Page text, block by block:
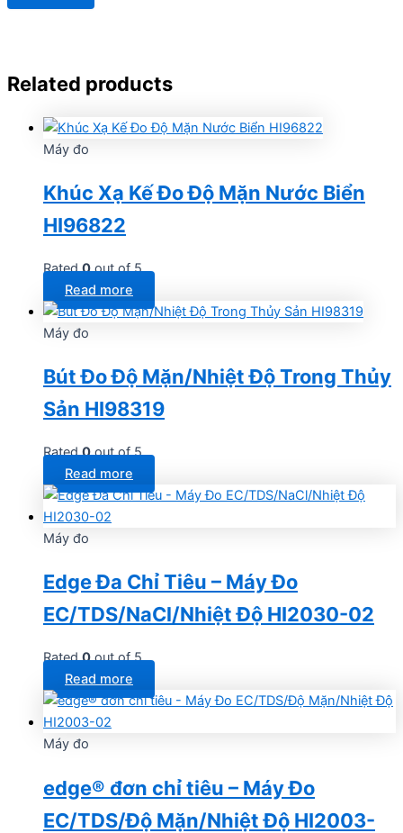
Related products
Máy đo
Khúc Xạ Kế Đo Độ Mặn Nước Biển
HI96822
Rated0out of 5
Read more
Máy đo
Bút Đo Độ Mặn/Nhiệt Độ Trong Thủy
Sản HI98319
Rated0out of 5
Read more
Máy đo
Edge Đa Chỉ Tiêu – Máy Đo
EC/TDS/NaCl/Nhiệt Độ HI2030-02
Rated0out of 5
Read more
Máy đo
edge® đơn chỉ tiêu – Máy Đo
EC/TDS/Độ Mặn/Nhiệt Độ HI2003-